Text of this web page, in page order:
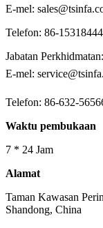
E-mel:
Telefon: 86-
Jabatan Perkhidmatan:
E-mel:
Telefon: 86-632-
Waktu pembukaan
7 * 24 Jam
Alamat
Taman Kawasan
Shandong, China